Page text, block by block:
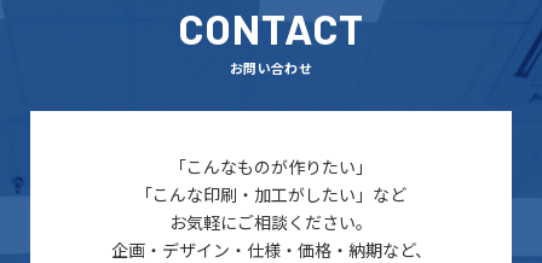
CONTACT
お問い合わせ
「こんなものが作りたい」
「こんな印刷・加工がしたい」など
お気軽にご相談ください。
企画・デザイン・仕様・価格・納期など、